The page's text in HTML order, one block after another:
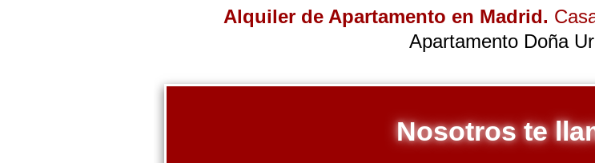
Alquiler de Apartamento en Madrid.
Apartamento Doña
Nosotros te